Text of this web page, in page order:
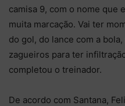
camisa 9, com o nome que
muita marcação. Vai ter
do gol, do lance com a
zagueiros para ter
completou o treinador.
De acordo com Santana,